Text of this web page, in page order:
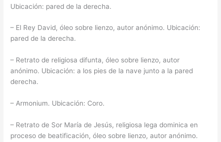
Ubicación: pared de la derecha.
– El Rey David, óleo sobre lienzo, autor anónimo. Ubicación:
pared de la derecha.
– Retrato de religiosa difunta, óleo sobre lienzo, autor
anónimo. Ubicación: a los pies de la nave junto a la pared
derecha.
– Armonium. Ubicación: Coro.
– Retrato de Sor María de Jesús, religiosa lega dominica en
proceso de beatificación, óleo sobre lienzo, autor anónimo.